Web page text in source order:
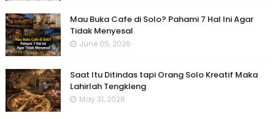
Mau Buka Cafe di Solo? Pahami 7 Hal Ini Agar
Tidak Menyesal
June 05, 2026
Saat Itu Ditindas tapi Orang Solo Kreatif Maka
Lahirlah Tengkleng
May 31, 2026